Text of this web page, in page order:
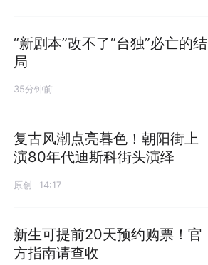
“新剧本”改不了“台独”必亡的结
局
35分钟前
复古风潮点亮暮色！朝阳街上
演80年代迪斯科街头演绎
原创 14:17
新生可提前20天预约购票！官
方指南请查收